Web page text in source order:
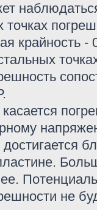
точках
крайность -
не